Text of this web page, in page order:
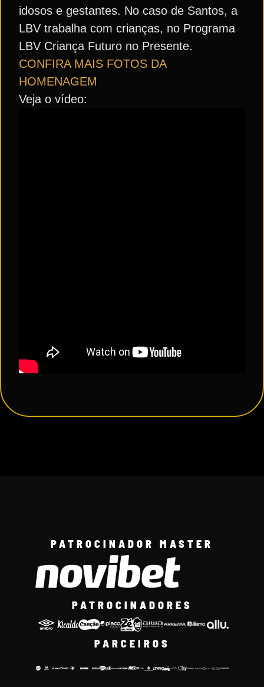
idosos e gestantes. No caso de Santos, a
LBV trabalha com crianças, no Programa
LBV Criança Futuro no Presente.
CONFIRA MAIS FOTOS DA
HOMENAGEM
Veja o vídeo:
PATROCINADOR MASTER
PATROCINADORES
PARCEIROS